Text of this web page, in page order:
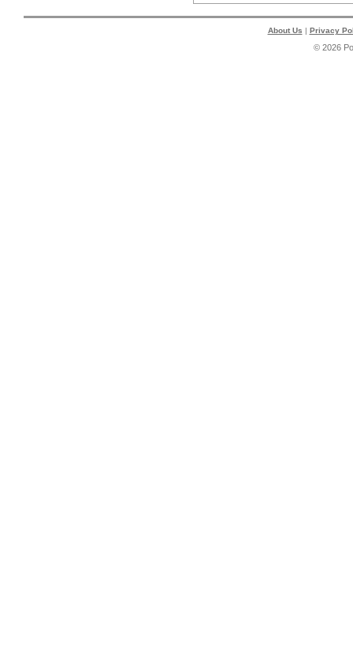
About Us | Privacy
© 2026